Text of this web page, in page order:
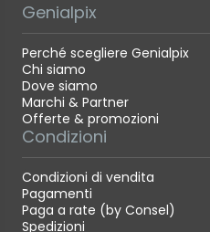
Genialpix
Perché scegliere Genialpix
Chi siamo
Dove siamo
Marchi & Partner
Offerte & promozioni
Condizioni
Condizioni di vendita
Pagamenti
Paga a rate (by Consel)
Spedizioni